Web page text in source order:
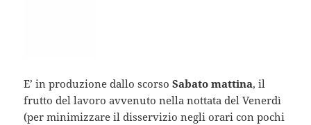
E’ in produzione dallo scorsoSabato mattina, il
frutto del lavoro avvenuto nella nottata del Venerdì
(per minimizzare il disservizio negli orari con pochi